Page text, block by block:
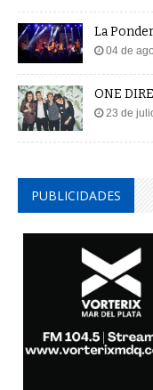
La
04 de
ONE
23 de
PUBLICIDADES